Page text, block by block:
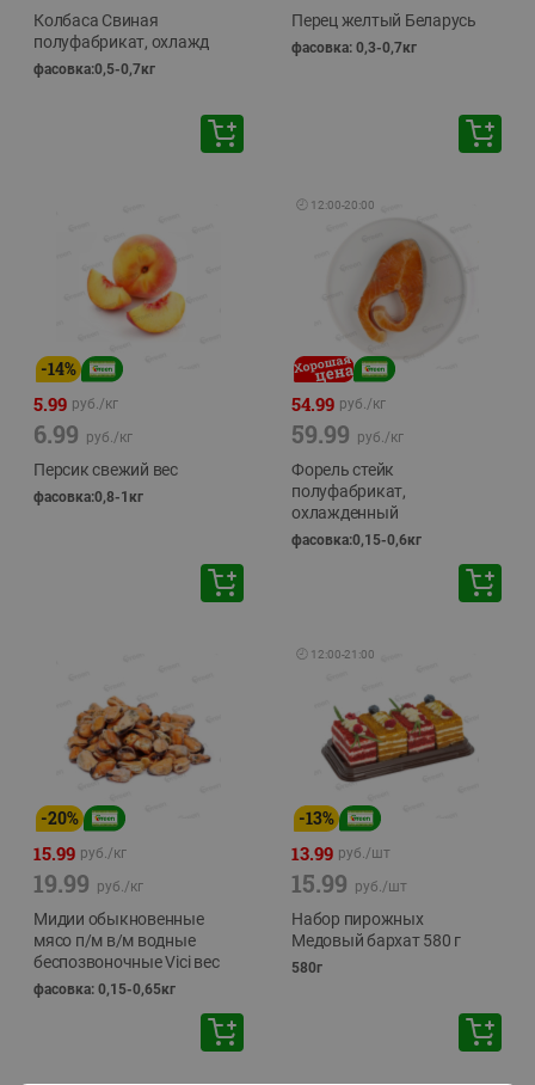
Колбаса Свиная
полуфабрикат, охлажд
фасовка:0,5-0,7кг
Перец желтый Беларусь
фасовка: 0,3-0,7кг
-14%
5.99 руб./кг
6.99 руб./кг
Персик свежий вес
фасовка:0,8-1кг
🕘 12:00-20:00
54.99 руб./кг
59.99 руб./кг
Форель стейк
полуфабрикат,
охлажденный
фасовка:0,15-0,6кг
-20%
15.99 руб./кг
19.99 руб./кг
Мидии обыкновенные
мясо п/м в/м водные
беспозвоночные Vici вес
фасовка: 0,15-0,65кг
🕘 12:00-21:00
-13%
13.99 руб./шт
15.99 руб./шт
Набор пирожных
Медовый бархат 580 г
580г